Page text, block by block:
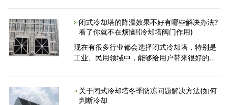
核电站一般分三个回路，所以普通的冷却设备
无法满足要求，只有
闭式冷却塔的降温效果不好有哪些解决办法?
看了你就不在烦恼!(冷却塔阀门作用)
现在有很多行业都会选择闭式冷却塔，特别是
工业、民用领域中，能够给用户带来很好的作
冷却塔存在问题，就像我们在使用的过程中，
它的是可以降温的，但是
关于闭式冷却塔冬季防冻问题解决方法(如何
判断冷却